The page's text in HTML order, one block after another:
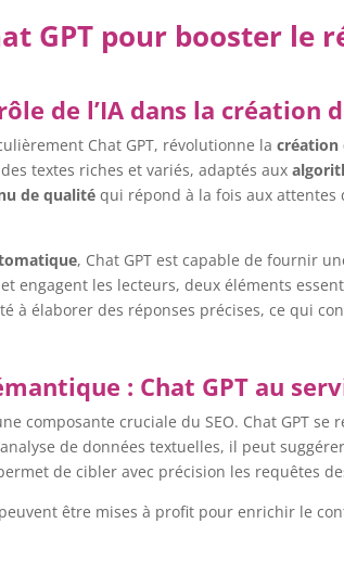
GPT pour booster le
de l’IA dans la création
Chat GPT, révolutionne lacréation
textes riches et variés, adaptés aux
de qualité qui répond à la fois aux attentes
, Chat GPT est capable de fournir
engagent les lecteurs, deux éléments
à élaborer des réponses précises, ce qui
: Chat GPT au
composante cruciale du SEO. Chat GPT
de données textuelles, il peut
de cibler avec précision les requêtes
être mises à profit pour enrichir le